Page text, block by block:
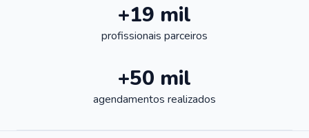
+19 mil
profissionais parceiros
+50 mil
agendamentos realizados